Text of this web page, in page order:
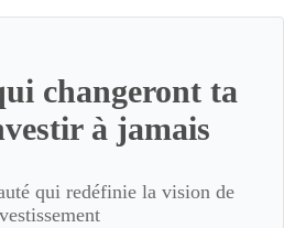
changeront ta
à jamais
qui redéfinie la vision de